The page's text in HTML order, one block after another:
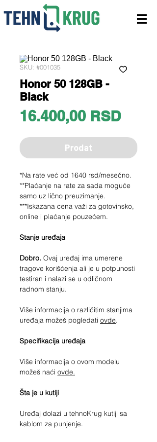
SKU: #001035
Honor 50 128GB -
Black
16.400,00 RSDPrice
Prodat
*Na rate već od 1640 rsd/mesečno.
**Plaćanje na rate za sada moguće
samo uz lično preuzimanje.
***Iskazana cena važi za gotovinsko,
online i plaćanje pouzećem.
Stanje uređaja
Dobro. Ovaj uređaj ima umerene
tragove korišćenja ali je u potpunosti
testiran i nalazi se u odličnom
radnom stanju.
Više informacija o različitim stanjima
uređaja možeš pogledati ovde.
Specifikacija uređaja
Više informacija o ovom modelu
možeš naći ovde.
Šta je u kutiji
Uređaj dolazi u tehnoKrug kutiji sa
kablom za punjenje.